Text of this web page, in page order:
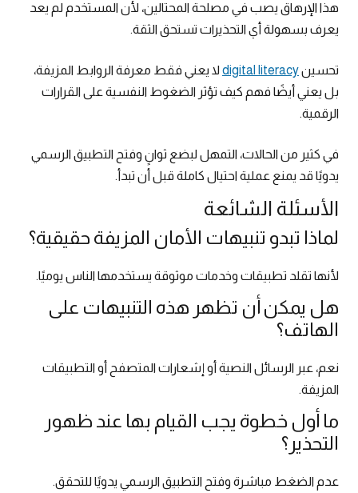
هذا الإرهاق يصب في مصلحة المحتالين، لأن المستخدم لم يعد
يعرف بسهولة أي التحذيرات تستحق الثقة.
تحسينdigital literacy لا يعني فقط معرفة الروابط المزيفة،
بل يعني أيضًا فهم كيف تؤثر الضغوط النفسية على القرارات
الرقمية.
في كثير من الحالات، التمهل لبضع ثوانٍ وفتح التطبيق الرسمي
يدويًا قد يمنع عملية احتيال كاملة قبل أن تبدأ.
الأسئلة الشائعة
لماذا تبدو تنبيهات الأمان المزيفة حقيقية؟
لأنها تقلد تطبيقات وخدمات موثوقة يستخدمها الناس يوميًا.
هل يمكن أن تظهر هذه التنبيهات على
الهاتف؟
نعم، عبر الرسائل النصية أو إشعارات المتصفح أو التطبيقات
المزيفة.
ما أول خطوة يجب القيام بها عند ظهور
التحذير؟
عدم الضغط مباشرة وفتح التطبيق الرسمي يدويًا للتحقق.